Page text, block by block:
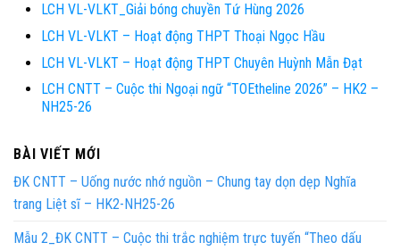
LCH VL-VLKT_Giải bóng chuyền Tứ Hùng 2026
LCH VL-VLKT – Hoạt động THPT Thoại Ngọc Hầu
LCH VL-VLKT – Hoạt động THPT Chuyên Huỳnh Mẫn Đạt
LCH CNTT – Cuộc thi Ngoại ngữ “TOEtheline 2026” – HK2 –
NH25-26
BÀI VIẾT MỚI
ĐK CNTT – Uống nước nhớ nguồn – Chung tay dọn dẹp Nghĩa
trang Liệt sĩ – HK2-NH25-26
Mẫu 2_ĐK CNTT – Cuộc thi trắc nghiệm trực tuyến “Theo dấu